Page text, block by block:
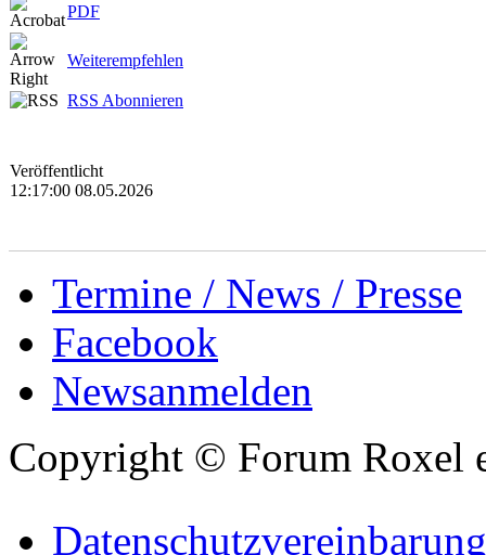
PDF
Weiterempfehlen
RSS Abonnieren
Veröffentlicht
12:17:00 08.05.2026
Termine / News / Presse
Facebook
Newsanmelden
Copyright © Forum Roxel
Datenschutzvereinbarung